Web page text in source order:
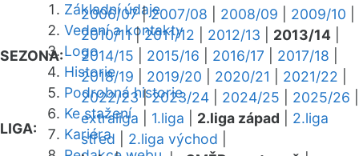
Základní údaje
Vedení a kontakty
Logo
Historie
Podrobná historie
Ke stažení
Kariéra
SEZONA:
2006/07|2007/08 2008/09 2009/10
2010/11|2011/12 2012/13 2013/14
2014/15
2015/16 2016/17 2017/18
2018/19
2019/20 2020/21 2021/22
2022/23|2023/24 2024/25 2025/26
LIGA:
extraliga 1.liga 2.liga západ
2.liga
střed
2.liga východ